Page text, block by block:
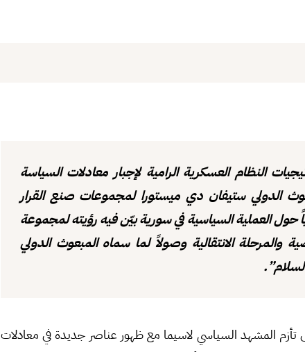
النظام العسكرية الرامية لإجبار معادلات السياسة
الدولي ستيفان دي ميستورا لمجموعات صنع القرار
حول العملية السياسية في سورية بيّن فيه رؤيته لمجموعة
والمرحلة الانتقالية وصولاً لما سماه المبعوث الدولي
تأزم المشهد السياسي لاسيما مع ظهور عناصر جديدة في معادلات